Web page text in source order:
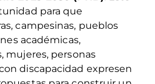
para que
campesinas, pueblos
académicas,
mujeres, personas
discapacidad expresen